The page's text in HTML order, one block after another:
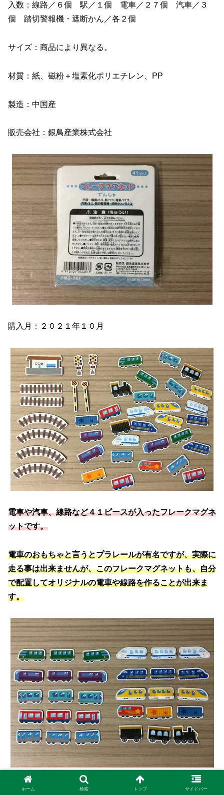
入数：線路／６個 駅／１個 電車／２７個 汽車／３
個 踏切警報機・遮断かん／各２個
サイズ：商品により異なる。
材質：紙、磁粉＋塩素化ポリエチレン、PP
製造：中国産
販売会社：銀鳥産業株式会社
購入月：２０２１年１０月
電車や汽車、線路など４１ピースが入ったフレークマグネ
ットです。
電車のおもちゃと言うとプラレールが有名ですが、実際に
走る事は出来ませんが、このフレークマグネットも、自分
で配置してオリジナルの電車や線路を作ることが出来ま
す。
電車や汽車は１０種類も入っていました。
ホーム 検索 トップ サイドバー